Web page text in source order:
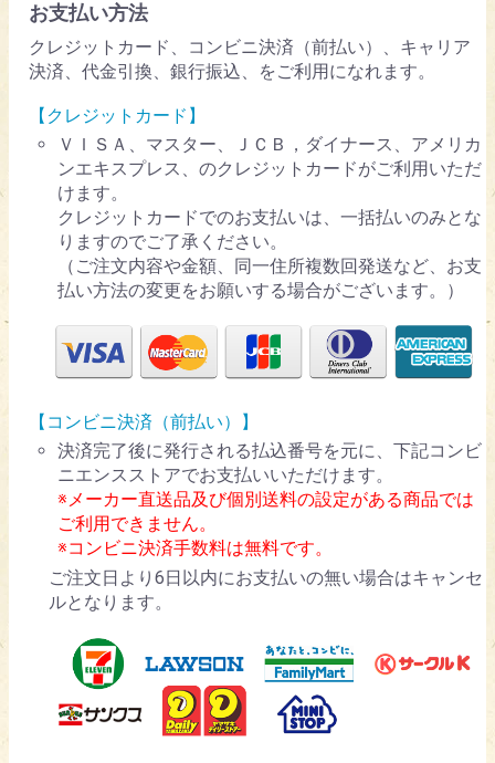
お支払い方法
クレジットカード、コンビニ決済（前払い）、キャリア
決済、代金引換、銀行振込、をご利用になれます。
【クレジットカード】
ＶＩＳＡ、マスター、ＪＣＢ，ダイナース、アメリカ
ンエキスプレス、のクレジットカードがご利用いただ
けます。
クレジットカードでのお支払いは、一括払いのみとな
りますのでご了承ください。
（ご注文内容や金額、同一住所複数回発送など、お支
払い方法の変更をお願いする場合がございます。）
【コンビニ決済（前払い）】
決済完了後に発行される払込番号を元に、下記コンビ
ニエンスストアでお支払いいただけます。
※メーカー直送品及び個別送料の設定がある商品では
ご利用できません。
※コンビニ決済手数料は無料です。
ご注文日より6日以内にお支払いの無い場合はキャンセ
ルとなります。